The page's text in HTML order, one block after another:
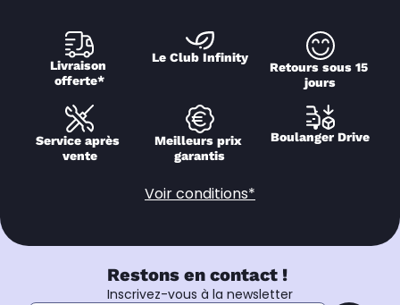
Livraison
offerte*
Le Club Infinity
Retours sous 15
jours
Service après
vente
Meilleurs prix
garantis
Boulanger Drive
Voir conditions*
Restons en contact !
Inscrivez-vous à la newsletter